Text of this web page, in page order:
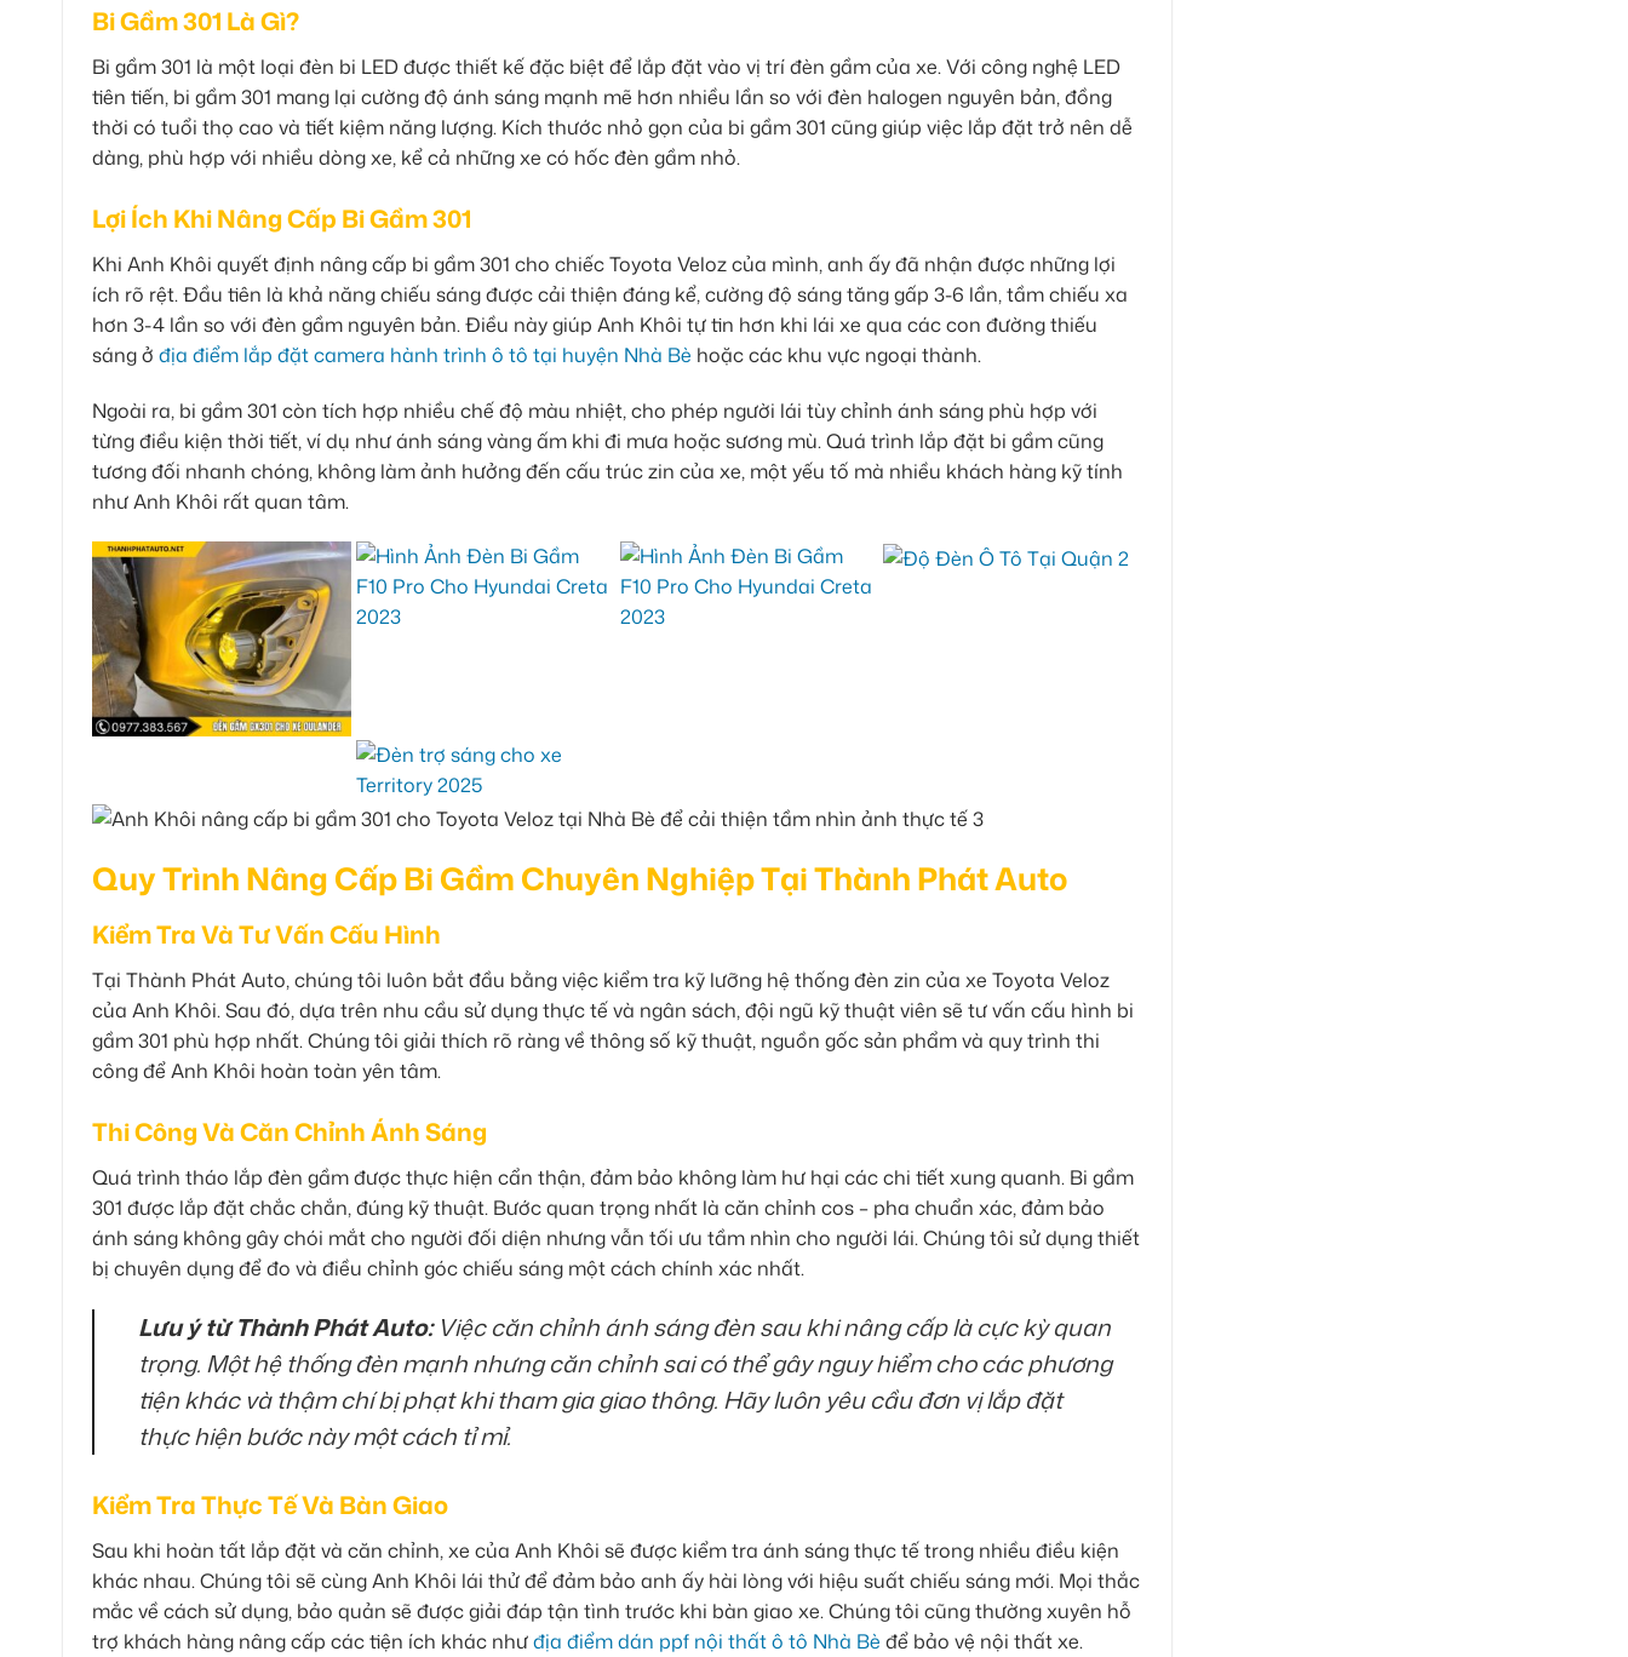
Bi Gầm 301 Là Gì?
Bi gầm 301 là một loại đèn bi LED được thiết kế đặc biệt để lắp đặt vào vị trí đèn gầm của xe. Với công nghệ LED
tiên tiến, bi gầm 301 mang lại cường độ ánh sáng mạnh mẽ hơn nhiều lần so với đèn halogen nguyên bản, đồng
thời có tuổi thọ cao và tiết kiệm năng lượng. Kích thước nhỏ gọn của bi gầm 301 cũng giúp việc lắp đặt trở nên dễ
dàng, phù hợp với nhiều dòng xe, kể cả những xe có hốc đèn gầm nhỏ.
Lợi Ích Khi Nâng Cấp Bi Gầm 301
Khi Anh Khôi quyết định nâng cấp bi gầm 301 cho chiếc Toyota Veloz của mình, anh ấy đã nhận được những lợi
ích rõ rệt. Đầu tiên là khả năng chiếu sáng được cải thiện đáng kể, cường độ sáng tăng gấp 3-6 lần, tầm chiếu xa
hơn 3-4 lần so với đèn gầm nguyên bản. Điều này giúp Anh Khôi tự tin hơn khi lái xe qua các con đường thiếu
sáng ở địa điểm lắp đặt camera hành trình ô tô tại huyện Nhà Bè hoặc các khu vực ngoại thành.
Ngoài ra, bi gầm 301 còn tích hợp nhiều chế độ màu nhiệt, cho phép người lái tùy chỉnh ánh sáng phù hợp với
từng điều kiện thời tiết, ví dụ như ánh sáng vàng ấm khi đi mưa hoặc sương mù. Quá trình lắp đặt bi gầm cũng
tương đối nhanh chóng, không làm ảnh hưởng đến cấu trúc zin của xe, một yếu tố mà nhiều khách hàng kỹ tính
như Anh Khôi rất quan tâm.
Quy Trình Nâng Cấp Bi Gầm Chuyên Nghiệp Tại Thành Phát Auto
Kiểm Tra Và Tư Vấn Cấu Hình
Tại Thành Phát Auto, chúng tôi luôn bắt đầu bằng việc kiểm tra kỹ lưỡng hệ thống đèn zin của xe Toyota Veloz
của Anh Khôi. Sau đó, dựa trên nhu cầu sử dụng thực tế và ngân sách, đội ngũ kỹ thuật viên sẽ tư vấn cấu hình bi
gầm 301 phù hợp nhất. Chúng tôi giải thích rõ ràng về thông số kỹ thuật, nguồn gốc sản phẩm và quy trình thi
công để Anh Khôi hoàn toàn yên tâm.
Thi Công Và Căn Chỉnh Ánh Sáng
Quá trình tháo lắp đèn gầm được thực hiện cẩn thận, đảm bảo không làm hư hại các chi tiết xung quanh. Bi gầm
301 được lắp đặt chắc chắn, đúng kỹ thuật. Bước quan trọng nhất là căn chỉnh cos – pha chuẩn xác, đảm bảo
ánh sáng không gây chói mắt cho người đối diện nhưng vẫn tối ưu tầm nhìn cho người lái. Chúng tôi sử dụng thiết
bị chuyên dụng để đo và điều chỉnh góc chiếu sáng một cách chính xác nhất.
Lưu ý từ Thành Phát Auto:Việc căn chỉnh ánh sáng đèn sau khi nâng cấp là cực kỳ quan
trọng. Một hệ thống đèn mạnh nhưng căn chỉnh sai có thể gây nguy hiểm cho các phương
tiện khác và thậm chí bị phạt khi tham gia giao thông. Hãy luôn yêu cầu đơn vị lắp đặt
thực hiện bước này một cách tỉ mỉ.
Kiểm Tra Thực Tế Và Bàn Giao
Sau khi hoàn tất lắp đặt và căn chỉnh, xe của Anh Khôi sẽ được kiểm tra ánh sáng thực tế trong nhiều điều kiện
khác nhau. Chúng tôi sẽ cùng Anh Khôi lái thử để đảm bảo anh ấy hài lòng với hiệu suất chiếu sáng mới. Mọi thắc
mắc về cách sử dụng, bảo quản sẽ được giải đáp tận tình trước khi bàn giao xe. Chúng tôi cũng thường xuyên hỗ
trợ khách hàng nâng cấp các tiện ích khác nhưđịa điểm dán ppf nội thất ô tô Nhà Bè để bảo vệ nội thất xe.